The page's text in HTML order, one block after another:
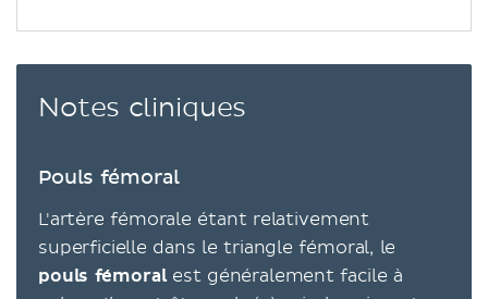
Notes cliniques
Pouls fémoral
L'artère fémorale étant relativement
superficielle dans le triangle fémoral, le
pouls fémoral est généralement facile à